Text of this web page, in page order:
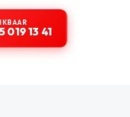
019 13 41